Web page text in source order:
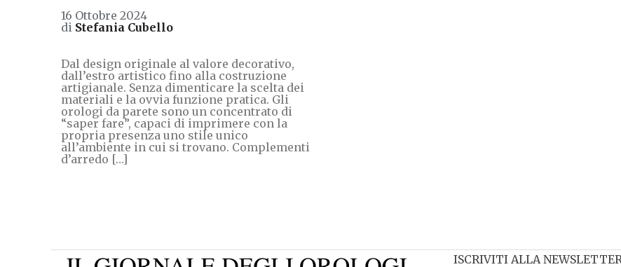
16 Ottobre 2024
di Stefania Cubello
Dal design originale al valore decorativo,
dall’estro artistico fino alla costruzione
artigianale. Senza dimenticare la scelta dei
materiali e la ovvia funzione pratica. Gli
orologi da parete sono un concentrato di
“saper fare”, capaci di imprimere con la
propria presenza uno stile unico
all’ambiente in cui si trovano. Complementi
d’arredo […]
ISCRIVITI ALLA